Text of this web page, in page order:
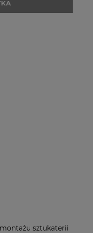
sztukaterii